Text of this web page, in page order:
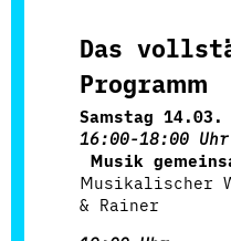
Das
Programm
Samstag 14.03.
16:00-18:00 Uhr
Musik
Musikalischer
& Rainer